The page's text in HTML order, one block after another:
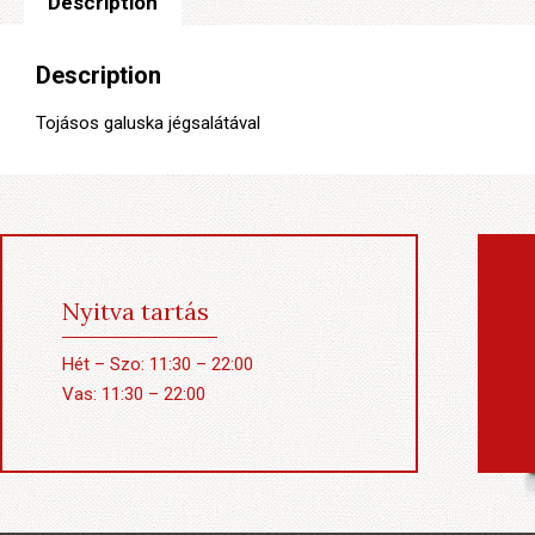
Description
Tojásos galuska jégsalátával
Nyitva tartás
Hét – Szo: 11:30 – 22:00
Vas: 11:30 – 22:00